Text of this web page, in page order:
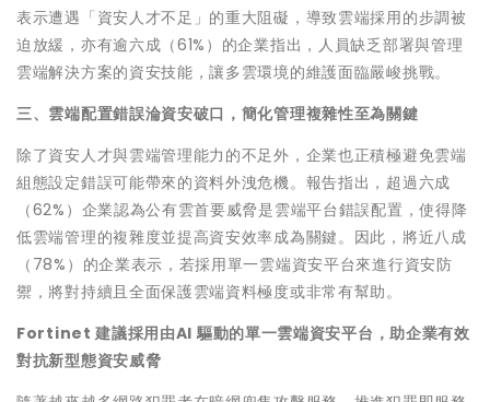
表示遭遇「資安人才不足」的重大阻礙，導致雲端採用的步調被
迫放緩，亦有逾六成（61%）的企業指出，人員缺乏部署與管理
雲端解決方案的資安技能，讓多雲環境的維護面臨嚴峻挑戰。
三、雲端配置錯誤淪資安破口，簡化管理複雜性至為關鍵
除了資安人才與雲端管理能力的不足外，企業也正積極避免雲端
組態設定錯誤可能帶來的資料外洩危機。報告指出，超過六成
（62%）企業認為公有雲首要威脅是雲端平台錯誤配置，使得降
低雲端管理的複雜度並提高資安效率成為關鍵。因此，將近八成
（78%）的企業表示，若採用單一雲端資安平台來進行資安防
禦，將對持續且全面保護雲端資料極度或非常有幫助。
Fortinet 建議採用由AI 驅動的單一雲端資安平台，助企業有效
對抗新型態資安威脅